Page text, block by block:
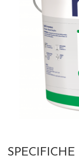
SPECIFICHE